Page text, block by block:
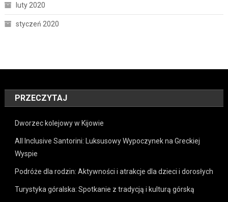
luty 2020
styczeń 2020
PRZECZYTAJ
Dworzec kolejowy w Kijowie
All Inclusive Santorini: Luksusowy Wypoczynek na Greckiej
Wyspie
Podróże dla rodzin: Aktywności i atrakcje dla dzieci i dorosłych
Turystyka góralska: Spotkanie z tradycją i kulturą górską